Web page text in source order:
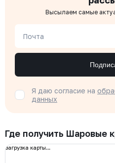
Высылаем самые
Почта
Я даю согласие на
данных
Где получить Шаровые
загрузка карты...